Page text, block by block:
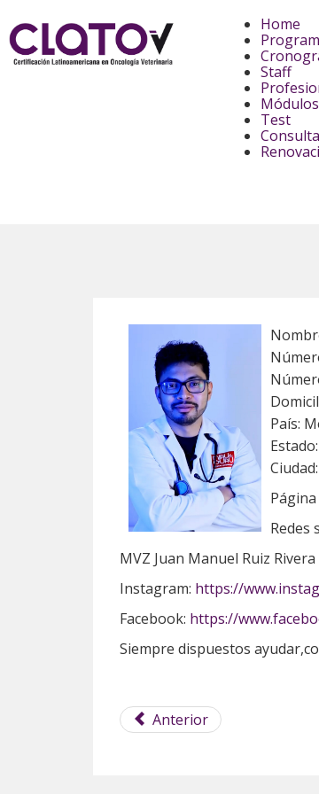
Home
Staff
Módulos
Test
País:
Redes
MVZ Juan Manuel Ruiz
Instagram: https://
Facebook: https://
Siempre dispuestos
Anterior